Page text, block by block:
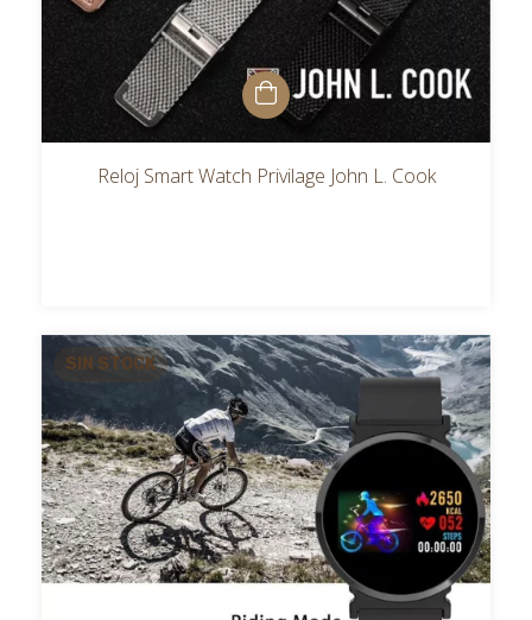
Reloj Smart Watch Privilage John L. Cook
SIN STOCK